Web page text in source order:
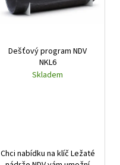
Dešťový program NDV
NKL6
Skladem
Chci nabídku na klíč Ležaté